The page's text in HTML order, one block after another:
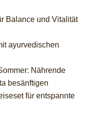
besänftigen